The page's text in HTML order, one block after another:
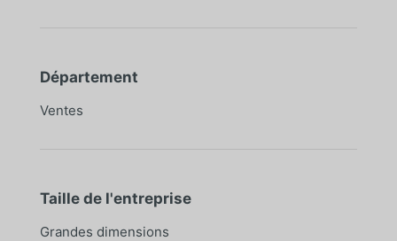
Département
Ventes
Taille de l'entreprise
Grandes dimensions